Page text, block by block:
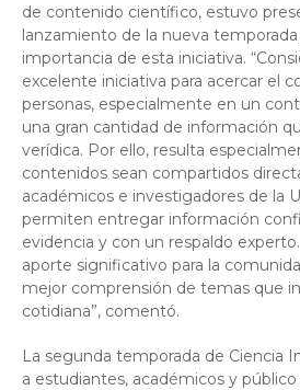
de contenido científico, estuvo
lanzamiento de la nueva
importancia de esta iniciativa.
excelente iniciativa para acercar el
personas, especialmente en un
una gran cantidad de información
verídica. Por ello, resulta
contenidos sean compartidos
académicos e investigadores de la
permiten entregar información
evidencia y con un respaldo
aporte significativo para la
mejor comprensión de temas que
cotidiana”, comentó.
La segunda temporada de Ciencia
a estudiantes, académicos y